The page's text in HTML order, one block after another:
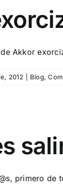
Akkor
2012 Blog,
primero de